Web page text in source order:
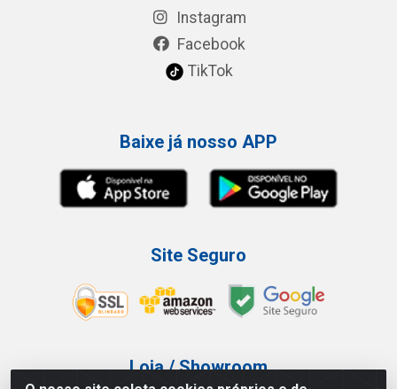
Instagram
Facebook
TikTok
Baixe já nosso APP
Site Seguro
Loja / Showroom